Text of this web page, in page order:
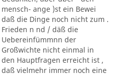
mensch- ange )st ein Bewei
daß die Dinge noch nicht zum .
Frieden n nd / däß die
Uebereinfümmnn der
Großwichte nicht einmal in
den Hauptfragen erreicht ist ,
daß vielmehr immer noch eine